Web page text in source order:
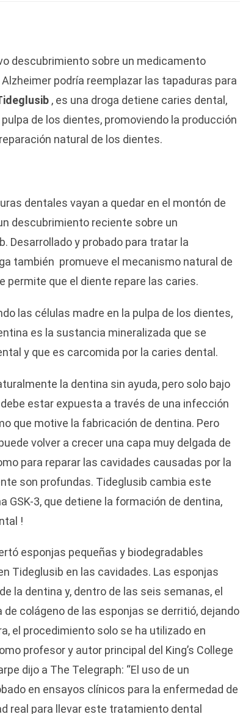
descubrimiento sobre un medicamento
podría reemplazar las tapaduras para
, es una droga detiene caries dental,
de los dientes, promoviendo la producción
natural de los dientes.
dentales vayan a quedar en el montón de
descubrimiento reciente sobre un
Desarrollado y probado para tratar la
también promueve el mecanismo natural de
permite que el diente repare las caries.
las células madre en la pulpa de los dientes,
es la sustancia mineralizada que se
y que es carcomida por la caries dental.
la dentina sin ayuda, pero solo bajo
estar expuesta a través de una infección
que motive la fabricación de dentina. Pero
volver a crecer una capa muy delgada de
para reparar las cavidades causadas por la
son profundas. Tideglusib cambia este
GSK-3, que detiene la formación de dentina,
!
esponjas pequeñas y biodegradables
Tideglusib en las cavidades. Las esponjas
la dentina y, dentro de las seis semanas, el
colágeno de las esponjas se derritió, dejando
el procedimiento solo se ha utilizado en
profesor y autor principal del King’s College
dijo a The Telegraph: “El uso de un
en ensayos clínicos para la enfermedad de
real para llevar este tratamiento dental